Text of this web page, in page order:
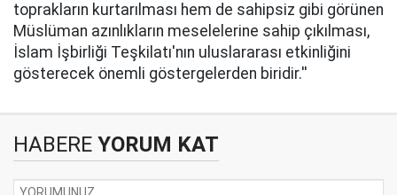
toprakların kurtarılması hem de sahipsiz gibi görünen
Müslüman azınlıkların meselelerine sahip çıkılması,
İslam İşbirliği Teşkilatı'nın uluslararası etkinliğini
gösterecek önemli göstergelerden biridir.''
HABERE YORUM KAT